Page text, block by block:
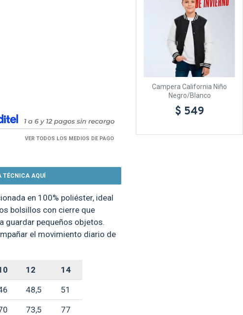
TÉCNICA AQUÍ
en 100% poliéster, ideal
bolsillos con cierre que
guardar pequeños objetos.
el movimiento diario de
12 14
48,5 51
73,5 77
VER TODOS LOS MEDIOS DE PAGO
Campera California Niño
Negro/Blanco
$ 549